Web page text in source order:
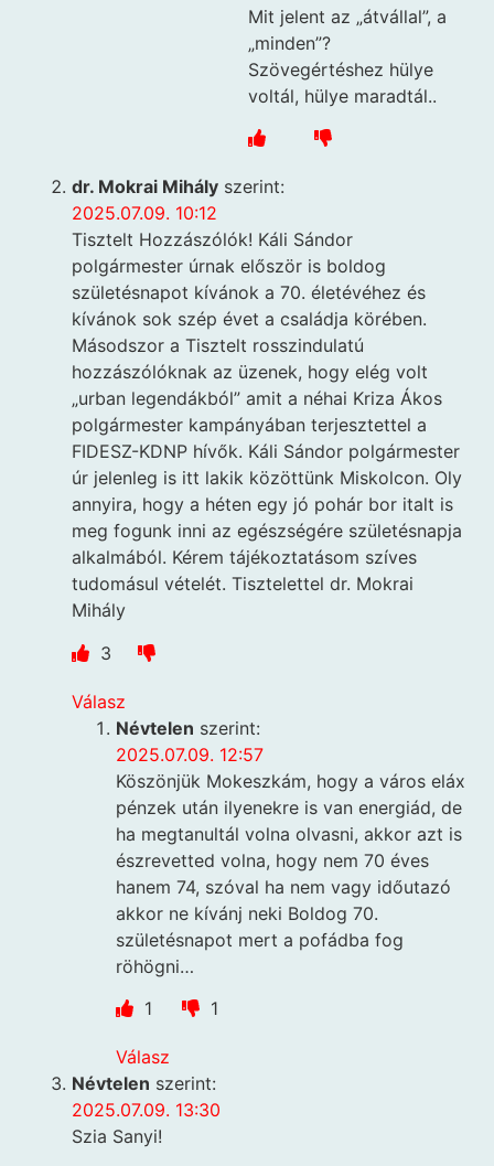
Mit jelent az „átvállal”, a
„minden”?
Szövegértéshez hülye
voltál, hülye maradtál..
dr. Mokrai Mihály szerint:
2025.07.09. 10:12
Tisztelt Hozzászólók! Káli Sándor
polgármester úrnak először is boldog
születésnapot kívánok a 70. életévéhez és
kívánok sok szép évet a családja körében.
Másodszor a Tisztelt rosszindulatú
hozzászólóknak az üzenek, hogy elég volt
„urban legendákból” amit a néhai Kriza Ákos
polgármester kampányában terjesztettel a
FIDESZ-KDNP hívők. Káli Sándor polgármester
úr jelenleg is itt lakik közöttünk Miskolcon. Oly
annyira, hogy a héten egy jó pohár bor italt is
meg fogunk inni az egészségére születésnapja
alkalmából. Kérem tájékoztatásom szíves
tudomásul vételét. Tisztelettel dr. Mokrai
Mihály
3
Válasz
Névtelen szerint:
2025.07.09. 12:57
Köszönjük Mokeszkám, hogy a város eláx
pénzek után ilyenekre is van energiád, de
ha megtanultál volna olvasni, akkor azt is
észrevetted volna, hogy nem 70 éves
hanem 74, szóval ha nem vagy időutazó
akkor ne kívánj neki Boldog 70.
születésnapot mert a pofádba fog
röhögni…
1
1
Válasz
Névtelen szerint:
2025.07.09. 13:30
Szia Sanyi!